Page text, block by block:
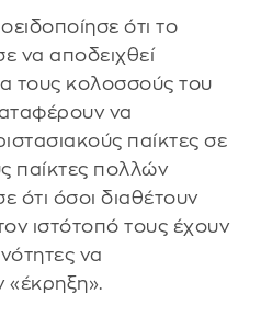
ότι το
να αποδειχθεί
τους κολοσσούς του
να
παίκτες σε
παίκτες πολλών
ότι όσοι διαθέτουν
ιστότοπό τους έχουν
να